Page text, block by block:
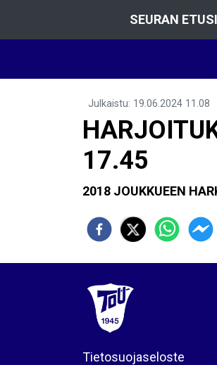
SEURAN
Julkaistu: 19.06.2024 11.08
17.45
2018 JOUKKUEEN
Tietosuojaseloste